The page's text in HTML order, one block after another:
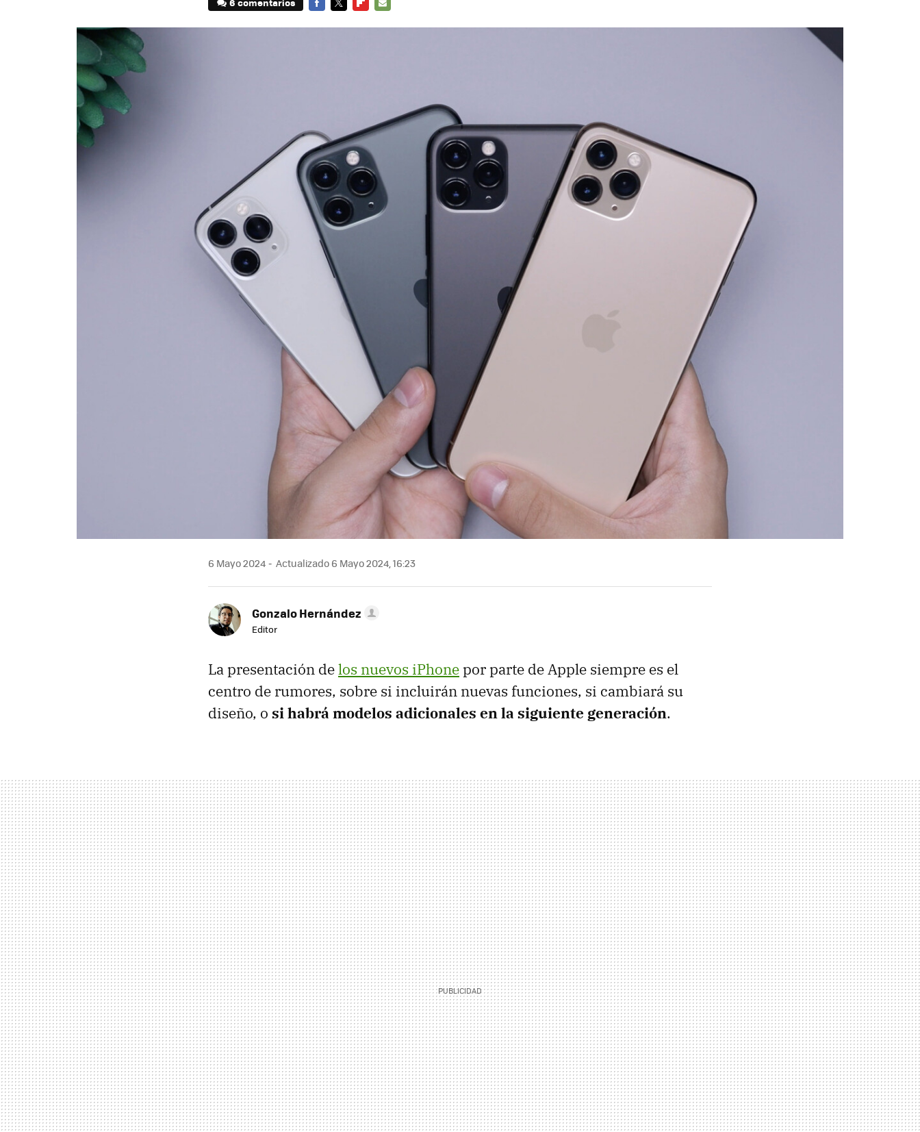
6 Mayo 2024 Actualizado 6 Mayo 2024, 16:23
Gonzalo Hernández
Editor
La presentación delos nuevos iPhonepor parte de Apple siempre es el
centro de rumores, sobre si incluirán nuevas funciones, si cambiará su
diseño, o si habrá modelos adicionales en la siguiente generación.